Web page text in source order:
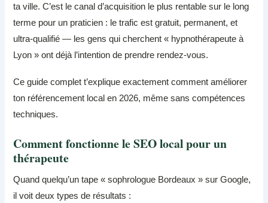
ta ville. C’est le canal d’acquisition le plus rentable sur le long
terme pour un praticien : le trafic est gratuit, permanent, et
ultra-qualifié — les gens qui cherchent « hypnothérapeute à
Lyon » ont déjà l’intention de prendre rendez-vous.
Ce guide complet t’explique exactement comment améliorer
ton référencement local en 2026, même sans compétences
techniques.
Comment fonctionne le SEO local pour un
thérapeute
Quand quelqu’un tape « sophrologue Bordeaux » sur Google,
il voit deux types de résultats :